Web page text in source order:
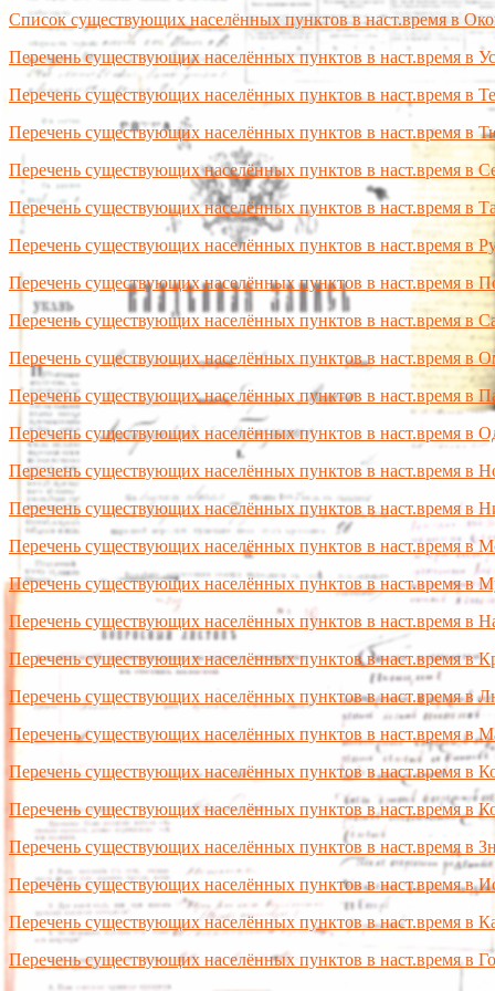
Список существующих населённых пунктов в наст.время в
Перечень существующих населённых пунктов в наст.время в
Перечень существующих населённых пунктов в наст.время в
Перечень существующих населённых пунктов в наст.время в
Перечень существующих населённых пунктов в наст.время в
Перечень существующих населённых пунктов в наст.время в
Перечень существующих населённых пунктов в наст.время в
Перечень существующих населённых пунктов в наст.время в
Перечень существующих населённых пунктов в наст.время в
Перечень существующих населённых пунктов в наст.время в
Перечень существующих населённых пунктов в наст.время в
Перечень существующих населённых пунктов в наст.время в
Перечень существующих населённых пунктов в наст.время в
Перечень существующих населённых пунктов в наст.время в
Перечень существующих населённых пунктов в наст.время в
Перечень существующих населённых пунктов в наст.время в
Перечень существующих населённых пунктов в наст.время в
Перечень существующих населённых пунктов в наст.время в
Перечень существующих населённых пунктов в наст.время в
Перечень существующих населённых пунктов в наст.время в
Перечень существующих населённых пунктов в наст.время в
Перечень существующих населённых пунктов в наст.время в
Перечень существующих населённых пунктов в наст.время в
Перечень существующих населённых пунктов в наст.время в
Перечень существующих населённых пунктов в наст.время в
Перечень существующих населённых пунктов в наст.время в